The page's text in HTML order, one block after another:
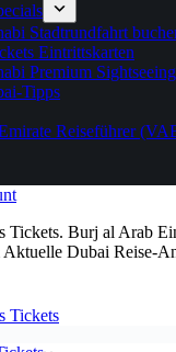
Stadtrundfahrt
Eintrittskarten
Premium
Tipps
Reiseführer
Tickets. Burj al Arab
Dubai Reise-
Tickets